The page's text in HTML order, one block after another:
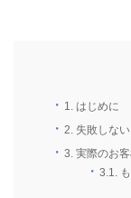
1. はじめに
2. 失敗しな
3. 実際のお
3.1.も